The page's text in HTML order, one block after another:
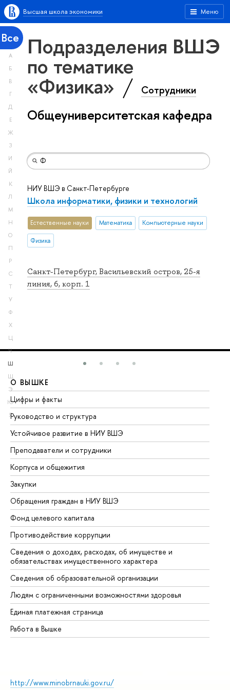
Меню
Высшая школа экономики
Все
А
Б
В
Г
Д
Е
Ж
З
И
Й
К
Л
М
Н
О
П
Р
С
Т
У
Ф
Х
Ц
Ч
Ш
Щ
Э
Ю
Я
Подразделения ВШЭ
по тематике
«Физика» Сотрудники
Общеуниверситетская кафедра
Санкт-Петербург, Васильевский остров, 25-я
линия, 6, корп. 1
НИУ ВШЭ в Санкт-Петербурге
Школа информатики, физики и технологий
Естественные науки Математика Компьютерные науки
Физика
О ВЫШКЕ
Цифры и факты
Руководство и структура
Устойчивое развитие в НИУ ВШЭ
Преподаватели и сотрудники
Корпуса и общежития
Закупки
Обращения граждан в НИУ ВШЭ
Фонд целевого капитала
Противодействие коррупции
Сведения о доходах, расходах, об имуществе и
обязательствах имущественного характера
Сведения об образовательной организации
Людям с ограниченными возможностями здоровья
Единая платежная страница
Работа в Вышке
http://www.minobrnauki.gov.ru/